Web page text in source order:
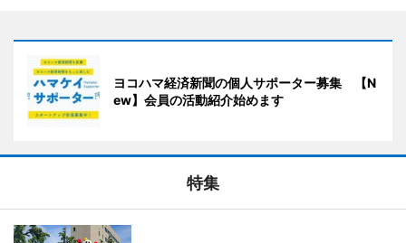
ヨコハマ経済新聞の個人サポーター募集 【N
ew】会員の活動紹介始めます
特集